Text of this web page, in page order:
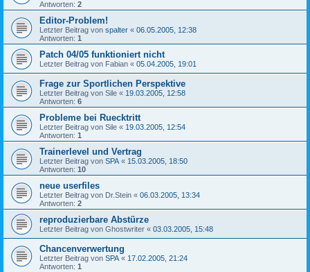
Antworten: 2
Editor-Problem!
Letzter Beitrag von spalter « 06.05.2005, 12:38
Antworten: 1
Patch 04/05 funktioniert nicht
Letzter Beitrag von Fabian « 05.04.2005, 19:01
Frage zur Sportlichen Perspektive
Letzter Beitrag von Sile « 19.03.2005, 12:58
Antworten: 6
Probleme bei Ruecktritt
Letzter Beitrag von Sile « 19.03.2005, 12:54
Antworten: 1
Trainerlevel und Vertrag
Letzter Beitrag von SPA « 15.03.2005, 18:50
Antworten: 10
neue userfiles
Letzter Beitrag von Dr.Stein « 06.03.2005, 13:34
Antworten: 2
reproduzierbare Abstürze
Letzter Beitrag von Ghostwriter « 03.03.2005, 15:48
Chancenverwertung
Letzter Beitrag von SPA « 17.02.2005, 21:24
Antworten: 1